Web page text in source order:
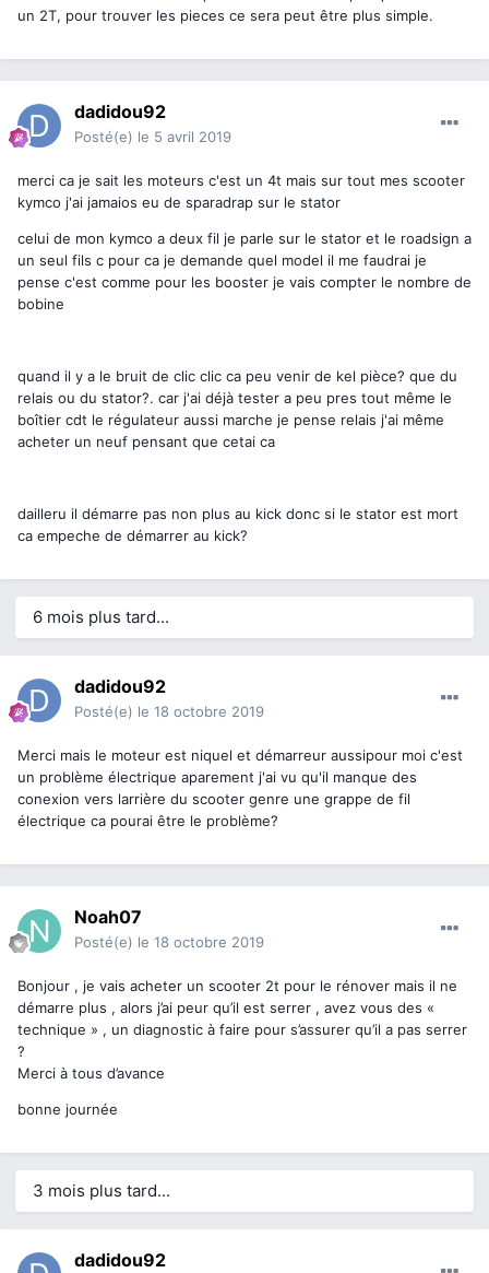
Merci davance
un 2T, pour trouver les pieces ce sera peut être plus simple.
dadidou92
Posté(e) le 5 avril 2019
merci ca je sait les moteurs c'est un 4t mais sur tout mes scooter
kymco j'ai jamaios eu de sparadrap sur le stator
celui de mon kymco a deux fil je parle sur le stator et le roadsign a
un seul fils c pour ca je demande quel model il me faudrai je
pense c'est comme pour les booster je vais compter le nombre de
bobine
quand il y a le bruit de clic clic ca peu venir de kel pièce? que du
relais ou du stator?. car j'ai déjà tester a peu pres tout même le
boîtier cdt le régulateur aussi marche je pense relais j'ai même
acheter un neuf pensant que cetai ca
dailleru il démarre pas non plus au kick donc si le stator est mort
ca empeche de démarrer au kick?
6 mois plus tard...
dadidou92
Posté(e) le 18 octobre 2019
Merci mais le moteur est niquel et démarreur aussipour moi c'est
un problème électrique aparement j'ai vu qu'il manque des
conexion vers larrière du scooter genre une grappe de fil
électrique ca pourai être le problème?
Noah07
Posté(e) le 18 octobre 2019
Bonjour , je vais acheter un scooter 2t pour le rénover mais il ne
démarre plus , alors j’ai peur qu’il est serrer , avez vous des «
technique » , un diagnostic à faire pour s’assurer qu’il a pas serrer
?
Merci à tous d’avance
bonne journée
3 mois plus tard...
dadidou92